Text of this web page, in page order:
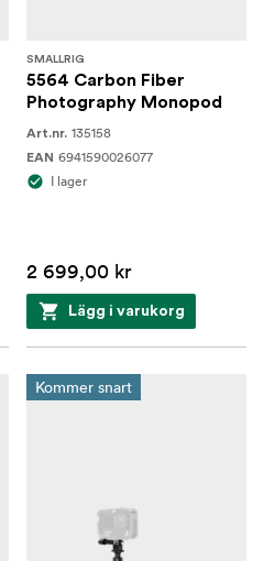
SMALLRIG
5564 Carbon Fiber
Photography Monopod
Art.nr. 135158
EAN 6941590026077
I lager
2 699,00 kr
Lägg i varukorg
Kommer snart